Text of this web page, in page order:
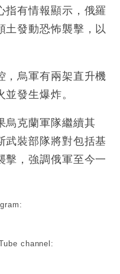
指有情報顯示，俄羅
土發動恐怖襲擊，以
，烏軍有兩架直升機
發生爆炸。
烏克蘭軍隊繼續其
武裝部隊將對包括基
擊，強調俄軍至今一
channel: